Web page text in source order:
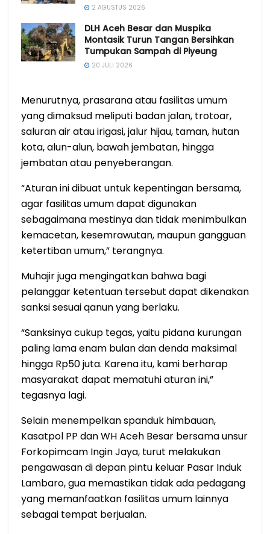
2 AGUSTUS 2026
DLH Aceh Besar dan Muspika
Montasik Turun Tangan Bersihkan
Tumpukan Sampah di Piyeung
20 JULI 2026
Menurutnya, prasarana atau fasilitas umum
yang dimaksud meliputi badan jalan, trotoar,
saluran air atau irigasi, jalur hijau, taman, hutan
kota, alun-alun, bawah jembatan, hingga
jembatan atau penyeberangan.
“Aturan ini dibuat untuk kepentingan bersama,
agar fasilitas umum dapat digunakan
sebagaimana mestinya dan tidak menimbulkan
kemacetan, kesemrawutan, maupun gangguan
ketertiban umum,” terangnya.
Muhajir juga mengingatkan bahwa bagi
pelanggar ketentuan tersebut dapat dikenakan
sanksi sesuai qanun yang berlaku.
“Sanksinya cukup tegas, yaitu pidana kurungan
paling lama enam bulan dan denda maksimal
hingga Rp50 juta. Karena itu, kami berharap
masyarakat dapat mematuhi aturan ini,”
tegasnya lagi.
Selain menempelkan spanduk himbauan,
Kasatpol PP dan WH Aceh Besar bersama unsur
Forkopimcam Ingin Jaya, turut melakukan
pengawasan di depan pintu keluar Pasar Induk
Lambaro, gua memastikan tidak ada pedagang
yang memanfaatkan fasilitas umum lainnya
sebagai tempat berjualan.